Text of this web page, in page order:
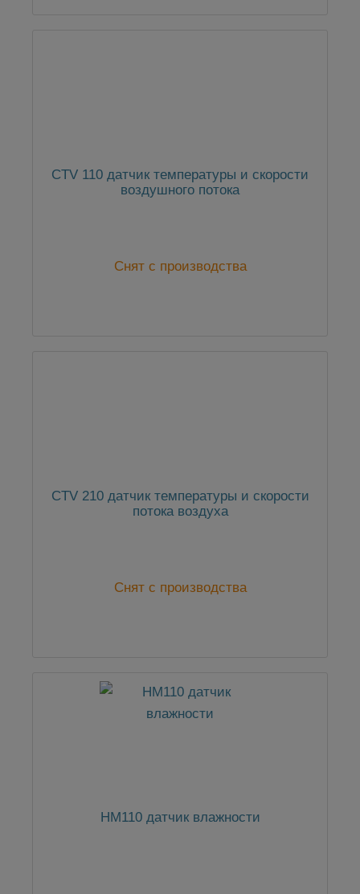
CTV 110 датчик температуры и скорости
воздушного потока
Снят с производства
CTV 210 датчик температуры и скорости
потока воздуха
Снят с производства
HM110 датчик влажности